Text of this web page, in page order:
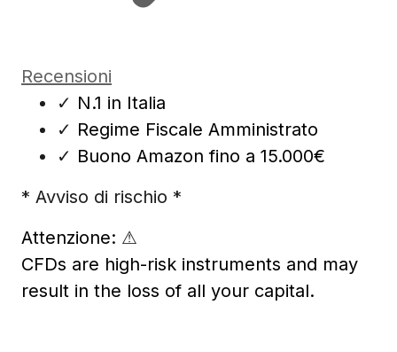
Recensioni
✓ N.1 in Italia
✓ Regime Fiscale Amministrato
✓ Buono Amazon fino a 15.000€
* Avviso di rischio *
Attenzione: ⚠
CFDs are high-risk instruments and may
result in the loss of all your capital.